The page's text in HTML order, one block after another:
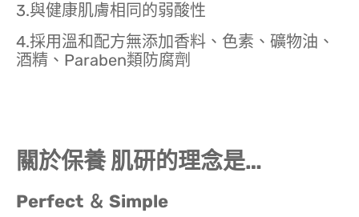
3.與健康肌膚相同的弱酸性
4.採用溫和配方無添加香料、色素、礦物油、
酒精、Paraben類防腐劑
關於保養 肌研的理念是…
Perfect ＆ Simple